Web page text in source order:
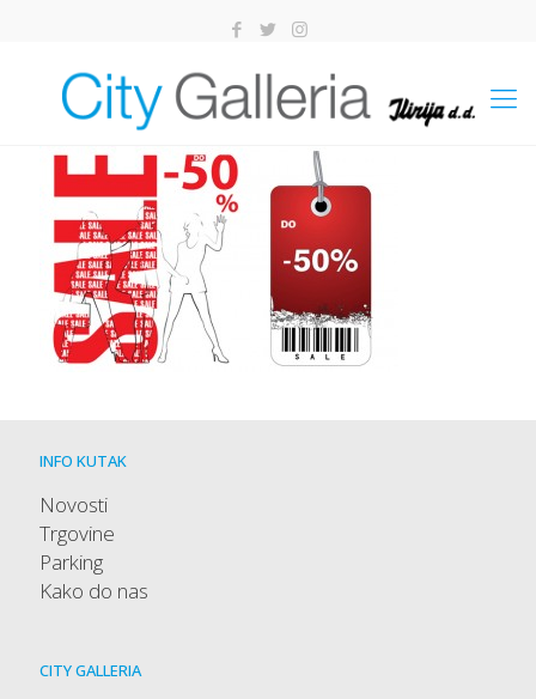
INFO KUTAK
Novosti
Trgovine
Parking
Kako do nas
CITY GALLERIA